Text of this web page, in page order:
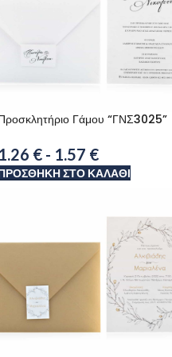
Γάμου “ΓΝΣ3025”
1.26 € - 1.57 €
ΣΤΟ ΚΑΛΆΘΙ